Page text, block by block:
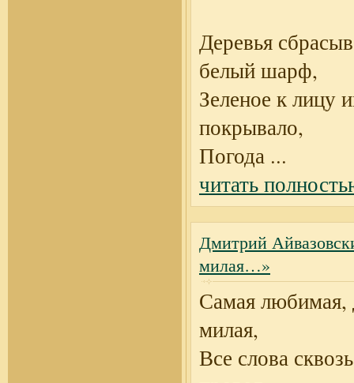
Деревья
белый шарф,
Зеленое к лицу
покрывало,
Погода ...
читать
Дмитрий
милая…»
Самая любимая,
милая,
Все слова